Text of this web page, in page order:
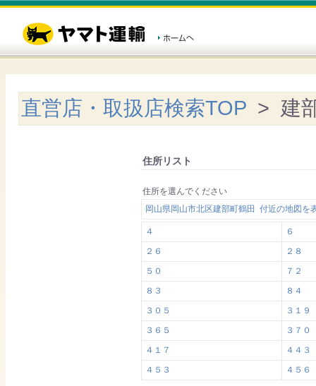
直営店・取扱店検索TOP > 建
住所リスト
住所を選んでください
岡山県岡山市北区建部町鶴田 付近の地図を
４
６
２６
２８
５０
７２
８３
８４
３０５
３１９
３６５
３７０
４１７
４４３
４５３
４５６